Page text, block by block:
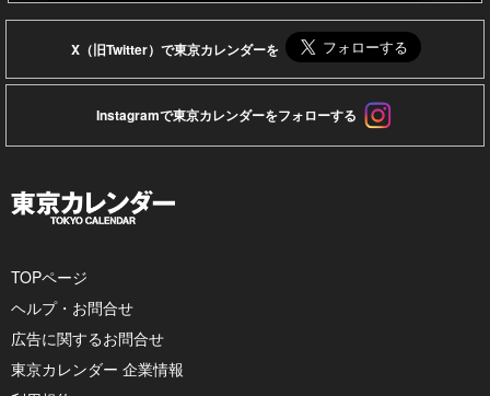
X（旧Twitter）で東京カレンダーを
Instagramで東京カレンダーをフォローする
TOPページ
ヘルプ・お問合せ
広告に関するお問合せ
東京カレンダー 企業情報